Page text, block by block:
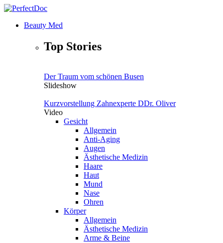
Direkt zum Inhalt
PerfectDoc
Beauty Med
Top Stories
Der Traum vom schönen Busen
Slideshow
Kurzvorstellung Zahnexperte DDr. Oliver
Video
Gesicht
Allgemein
Anti-Aging
Augen
Ästhetische Medizin
Haare
Haut
Mund
Nase
Ohren
Körper
Allgemein
Ästhetische Medizin
Arme & Beine